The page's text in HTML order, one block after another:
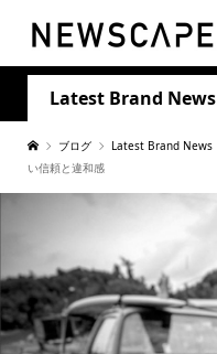
Latest Brand News
ブログ Latest Brand News
い信頼と違和感